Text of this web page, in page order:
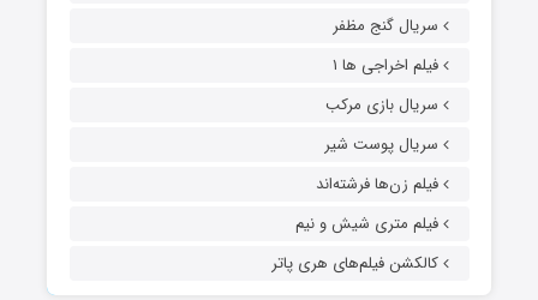
سریال گنج مظفر
فیلم اخراجی ها ۱
سریال بازی مرکب
سریال پوست شیر
فیلم زن‌ها فرشته‌اند
فیلم متری شیش و نیم
کالکشن فیلم‌های هری پاتر